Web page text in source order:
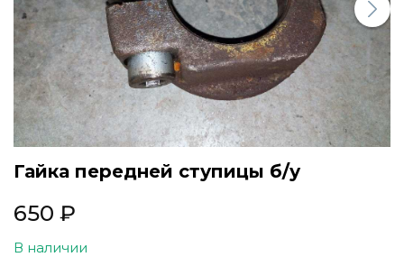
Все марки
Гайка передней ступицы б/у
650 ₽
В наличии